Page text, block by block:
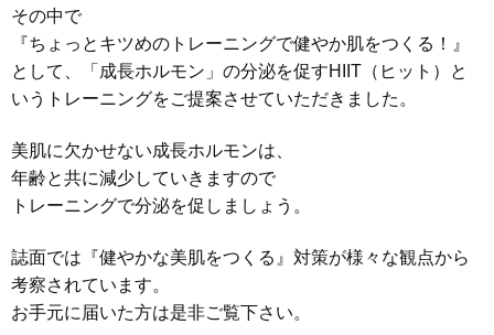
その中で
『ちょっとキツめのトレーニングで健やか肌をつくる！』
として、「成長ホルモン」の分泌を促すHIIT（ヒット）と
いうトレーニングをご提案させていただきました。
美肌に欠かせない成長ホルモンは、
年齢と共に減少していきますので
トレーニングで分泌を促しましょう。
誌面では『健やかな美肌をつくる』対策が様々な観点から
考察されています。
お手元に届いた方は是非ご覧下さい。